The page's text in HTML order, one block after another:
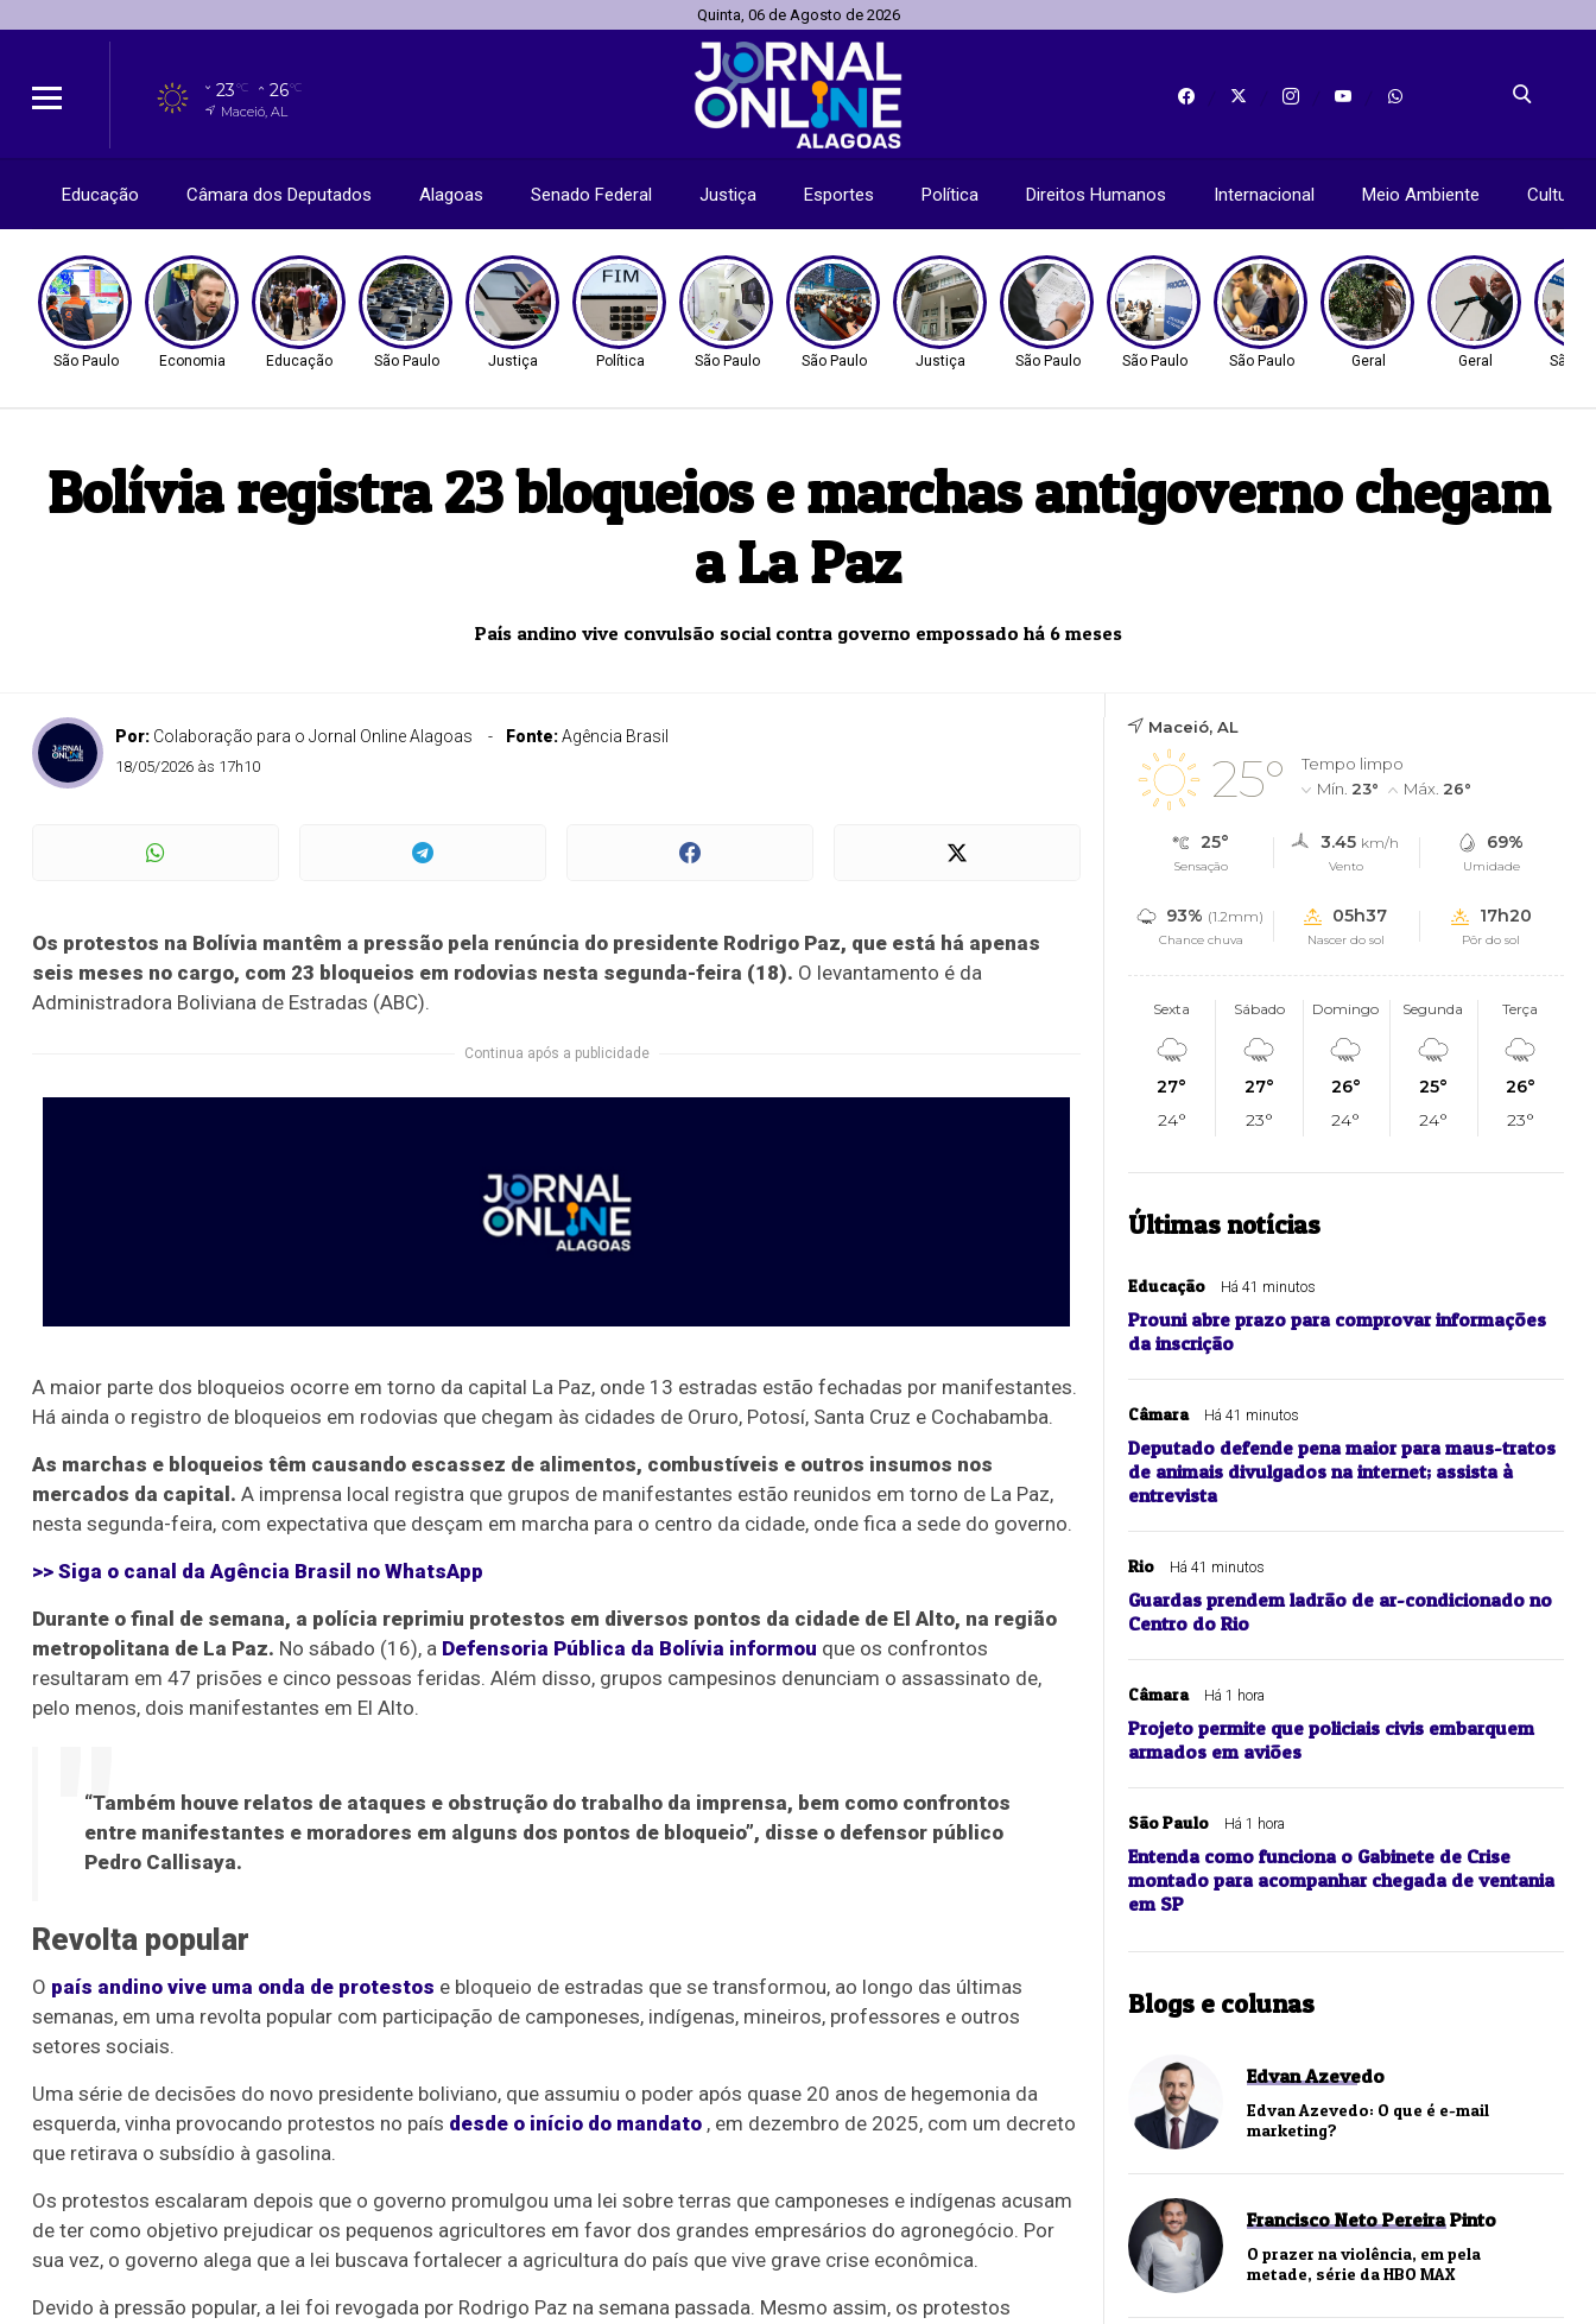
Quinta, 06 de Agosto de 2026
23°C 26°C
Maceió, AL
Educação Câmara dos Deputados Alagoas Senado Federal Justiça Esportes Política Direitos Humanos Internacional Meio Ambiente Cultura
São Paulo Economia Educação São Paulo Justiça Política São Paulo São Paulo Justiça São Paulo São Paulo São Paulo Geral Geral São
Bolívia registra 23 bloqueios e marchas antigoverno chegam
a La Paz
País andino vive convulsão social contra governo empossado há 6 meses
Por: Colaboração para o Jornal Online Alagoas Fonte:Agência Brasil
18/05/2026 às 17h10
Os protestos na Bolívia mantêm a pressão pela renúncia do presidente Rodrigo Paz, que está há apenas
seis meses no cargo, com 23 bloqueios em rodovias nesta segunda-feira (18). O levantamento é da
Administradora Boliviana de Estradas (ABC).
Continua após a publicidade
A maior parte dos bloqueios ocorre em torno da capital La Paz, onde 13 estradas estão fechadas por manifestantes.
Há ainda o registro de bloqueios em rodovias que chegam às cidades de Oruro, Potosí, Santa Cruz e Cochabamba.
As marchas e bloqueios têm causando escassez de alimentos, combustíveis e outros insumos nos
mercados da capital. A imprensa local registra que grupos de manifestantes estão reunidos em torno de La Paz,
nesta segunda-feira, com expectativa que desçam em marcha para o centro da cidade, onde fica a sede do governo.
>> Siga o canal da Agência Brasil no WhatsApp
Durante o final de semana, a polícia reprimiu protestos em diversos pontos da cidade de El Alto, na região
metropolitana de La Paz. No sábado (16), a Defensoria Pública da Bolívia informou que os confrontos
resultaram em 47 prisões e cinco pessoas feridas. Além disso, grupos campesinos denunciam o assassinato de,
pelo menos, dois manifestantes em El Alto.
“Também houve relatos de ataques e obstrução do trabalho da imprensa, bem como confrontos
entre manifestantes e moradores em alguns dos pontos de bloqueio”, disse o defensor público
Pedro Callisaya.
Revolta popular
O país andino vive uma onda de protestos e bloqueio de estradas que se transformou, ao longo das últimas
semanas, em uma revolta popular com participação de camponeses, indígenas, mineiros, professores e outros
setores sociais.
Uma série de decisões do novo presidente boliviano, que assumiu o poder após quase 20 anos de hegemonia da
esquerda, vinha provocando protestos no país desde o início do mandato , em dezembro de 2025, com um decreto
que retirava o subsídio à gasolina.
Os protestos escalaram depois que o governo promulgou uma lei sobre terras que camponeses e indígenas acusam
de ter como objetivo prejudicar os pequenos agricultores em favor dos grandes empresários do agronegócio. Por
sua vez, o governo alega que a lei buscava fortalecer a agricultura do país que vive grave crise econômica.
Devido à pressão popular, a lei foi revogada por Rodrigo Paz na semana passada. Mesmo assim, os protestos
Maceió, AL
25°
Tempo limpo
Mín. 23° Máx. 26°
25°
Sensação
3.45 km/h
Vento
69%
Umidade
93% (1.2mm)
Chance chuva
05h37
Nascer do sol
17h20
Pôr do sol
Sexta
27°
24°
Sábado
27°
23°
Domingo
26°
24°
Segunda
25°
24°
Terça
26°
23°
Últimas notícias
Educação Há 41 minutos
Prouni abre prazo para comprovar informações
da inscrição
Câmara Há 41 minutos
Deputado defende pena maior para maus-tratos
de animais divulgados na internet; assista à
entrevista
Rio Há 41 minutos
Guardas prendem ladrão de ar-condicionado no
Centro do Rio
Câmara Há 1 hora
Projeto permite que policiais civis embarquem
armados em aviões
São Paulo Há 1 hora
Entenda como funciona o Gabinete de Crise
montado para acompanhar chegada de ventania
em SP
Blogs e colunas
Edvan Azevedo
Edvan Azevedo: O que é e-mail
marketing?
Francisco Neto Pereira Pinto
O prazer na violência, em pela
metade, série da HBO MAX